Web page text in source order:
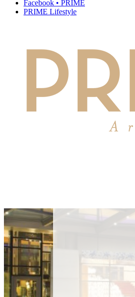
Facebook • PRIME
PRIME Lifestyle